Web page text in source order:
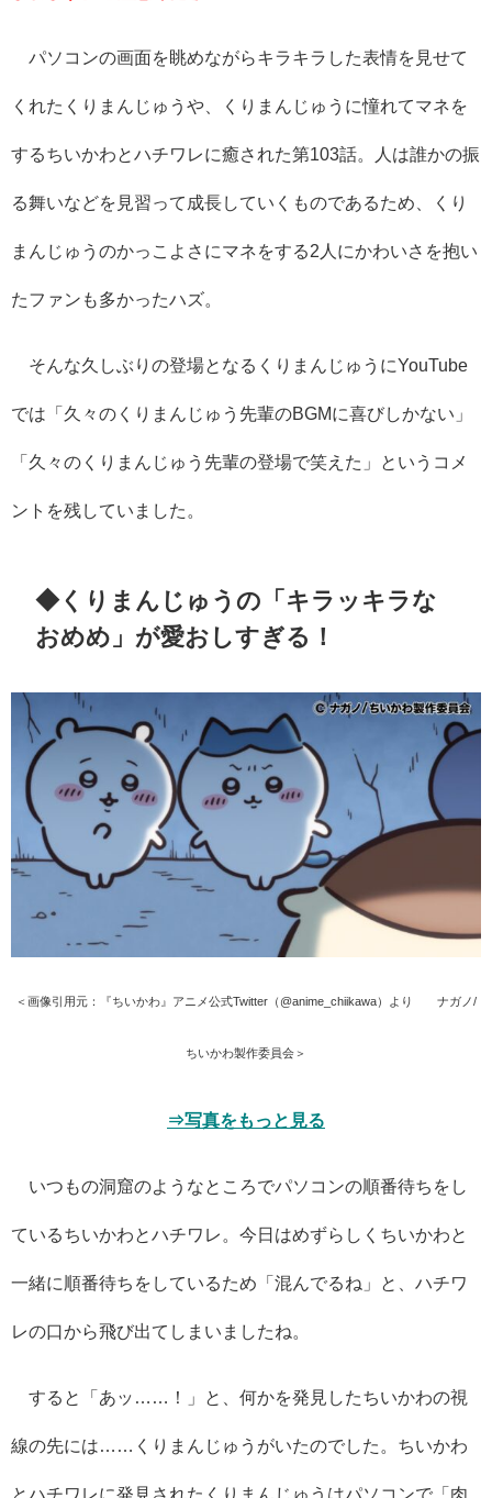
パソコンの画面を眺めながらキラキラした表情を見せて
くれたくりまんじゅうや、くりまんじゅうに憧れてマネを
するちいかわとハチワレに癒された第103話。人は誰かの振
る舞いなどを見習って成長していくものであるため、くり
まんじゅうのかっこよさにマネをする2人にかわいさを抱い
たファンも多かったハズ。
そんな久しぶりの登場となるくりまんじゅうにYouTube
では「久々のくりまんじゅう先輩のBGMに喜びしかない」
「久々のくりまんじゅう先輩の登場で笑えた」というコメ
ントを残していました。
◆くりまんじゅうの「キラッキラな
おめめ」が愛おしすぎる！
＜画像引用元：『ちいかわ』アニメ公式Twitter（@anime_chiikawa）より ©ナガノ/
ちいかわ製作委員会＞
⇒写真をもっと見る
いつもの洞窟のようなところでパソコンの順番待ちをし
ているちいかわとハチワレ。今日はめずらしくちいかわと
一緒に順番待ちをしているため「混んでるね」と、ハチワ
レの口から飛び出てしまいましたね。
すると「あッ……！」と、何かを発見したちいかわの視
線の先には……くりまんじゅうがいたのでした。ちいかわ
とハチワレに発見されたくりまんじゅうはパソコンで「肉